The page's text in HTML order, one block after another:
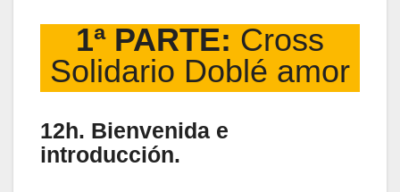
1ª PARTE: Cross
Solidario Doblé amor
12h. Bienvenida e
introducción.